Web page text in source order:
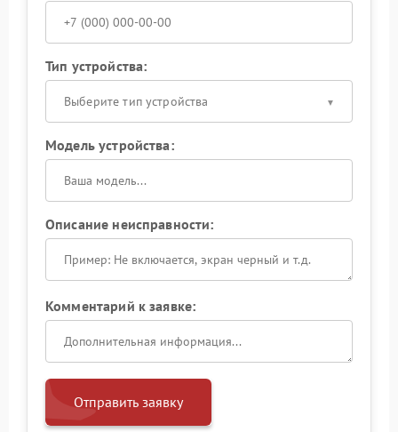
Тип устройства:
Выберите тип устройства
Модель устройства:
Описание неисправности:
Комментарий к заявке:
Отправить заявку